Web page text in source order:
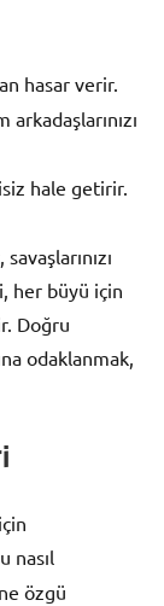
hasar verir.
hale getirir.
her büyü için
Doğru
odaklanmak,
nasıl
özgü